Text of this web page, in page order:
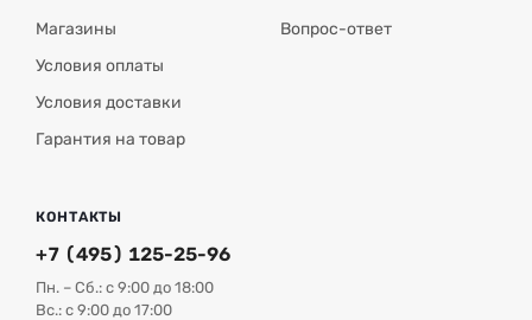
Магазины
Условия оплаты
Условия доставки
Гарантия на товар
Вопрос-ответ
КОНТАКТЫ
+7 (495) 125-25-96
Пн. – Сб.: с 9:00 до 18:00
Вс.: с 9:00 до 17:00